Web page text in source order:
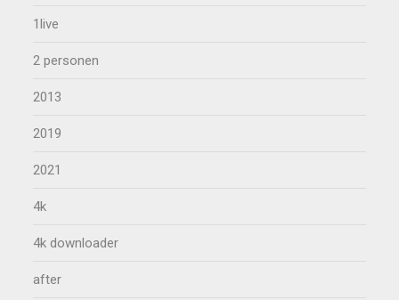
1live
2 personen
2013
2019
2021
4k
4k downloader
after